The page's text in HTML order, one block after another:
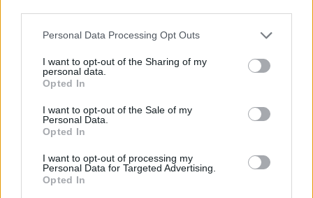
Personal Data Processing Opt Outs
I want to opt-out of the Sharing of my
personal data.
Opted In
I want to opt-out of the Sale of my
Personal Data.
Opted In
I want to opt-out of processing my
Personal Data for Targeted Advertising.
Opted In
Για Σένα: Γνωρίστε την οικογένεια
Ηλιάδη – Εκεί όπου οι πιο δυνατοί
SHOWBIZ
Λίλα Μπακλέση – Παναγιώτης